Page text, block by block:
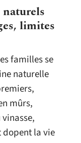
limites
familles se
naturelle
mûrs,
dopent la vie